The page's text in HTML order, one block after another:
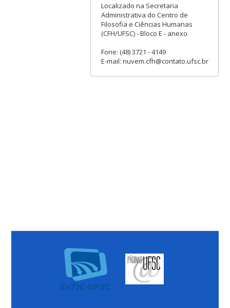
Localizado na Secretaria
Administrativa do Centro de
Filosofia e Ciências Humanas
(CFH/UFSC) - Bloco E - anexo
Fone: (48) 3721 - 4149
E-mail: nuvem.cfh@contato.ufsc.br